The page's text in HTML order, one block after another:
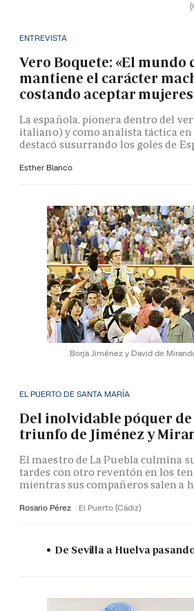
ENTREVISTA
Vero Boquete: «El mundo
mantiene el carácter
costando aceptar
La española, pionera dentro del
italiano) y como analista táctica
destacó susurrando los goles de
Esther Blanco
Borja Jiménez y David de
EL PUERTO DE SANTA MARÍA
Del inolvidable póquer
triunfo de Jiménez y
El maestro de La Puebla culmina
tardes con otro reventón en los
mientras sus compañeros salen a
Rosario Pérez El Puerto (Cádiz)
De Sevilla a Huelva